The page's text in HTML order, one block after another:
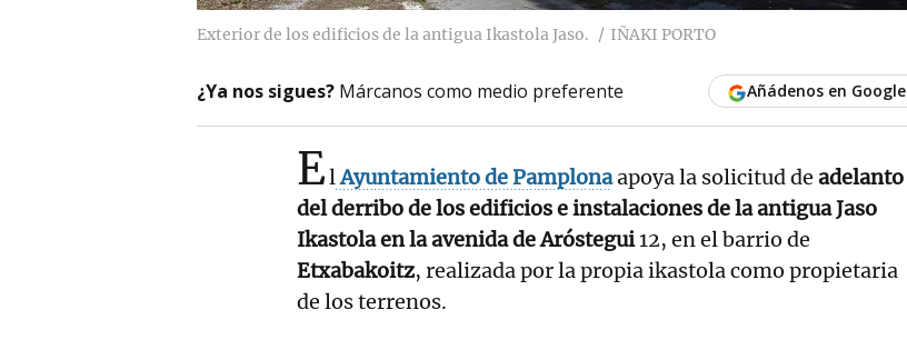
Exterior de los edificios de la antigua Ikastola Jaso. IÑAKI PORTO
¿Ya nos sigues? Márcanos como medio preferente Añádenos en Google
ElAyuntamiento de Pamplonaapoya la solicitud de adelanto
del derribo de los edificios e instalaciones de la antigua Jaso
Ikastola en la avenida de Aróstegui12, en el barrio de
Etxabakoitz, realizada por la propia ikastola como propietaria
de los terrenos.